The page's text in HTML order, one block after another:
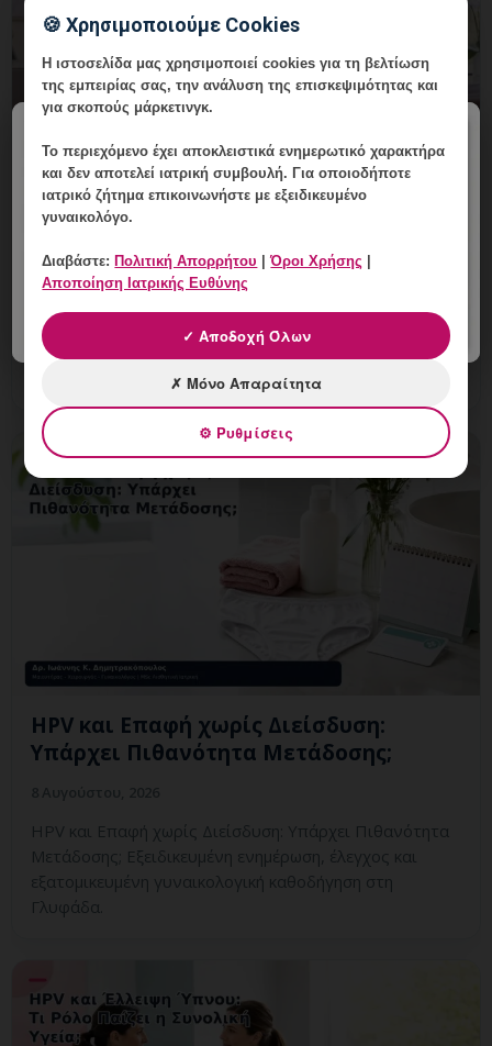
HPV και Έντονο Στρες: Πώς
Οργανώνεται ένα Ρεαλιστικό Follow-
up;
8 Αυγούστου, 2026
Ρεαλιστικό Follow-up; Εξειδικευμένη ενημέρωση,
έλεγχος και εξατομικευμένη γυναικολογική καθοδήγηση
HPV και Επαφή χωρίς Διείσδυση:
Υπάρχει Πιθανότητα Μετάδοσης;
HPV και Επαφή χωρίς Διείσδυση: Υπάρχει Πιθανότητα
Μετάδοσης; Εξειδικευμένη ενημέρωση, έλεγχος και
εξατομικευμένη γυναικολογική καθοδήγηση στη
Γλυφάδα.
🍪 Χρησιμοποιούμε Cookies
Η ιστοσελίδα μας χρησιμοποιεί cookies για τη βελτίωση
της εμπειρίας σας, την ανάλυση της επισκεψιμότητας και
για σκοπούς μάρκετινγκ.
Το περιεχόμενο έχειαποκλειστικά ενημερωτικό χαρακτήρα
και δεν αποτελεί ιατρική συμβουλή. Για οποιοδήποτε
ιατρικό ζήτημα επικοινωνήστε με εξειδικευμένο
γυναικολόγο.
Διαβάστε: Πολιτική Απορρήτου |Όροι Χρήσης
Αποποίηση Ιατρικής Ευθύνης
✓ Αποδοχή Όλων
✗ Μόνο Απαραίτητα
⚙ Ρυθμίσεις